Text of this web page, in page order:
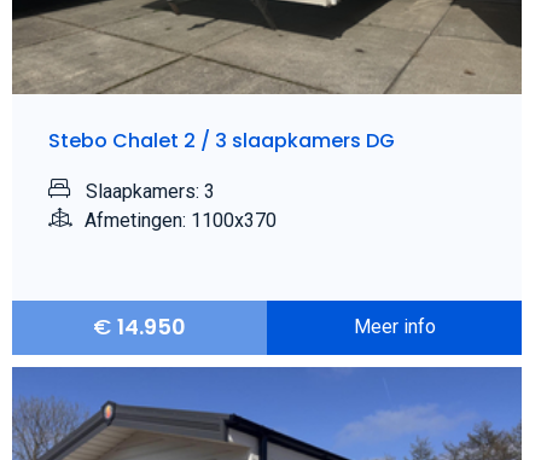
Stebo Chalet 2 / 3 slaapkamers DG
Slaapkamers: 3
Afmetingen: 1100x370
€ 14.950 Meer info